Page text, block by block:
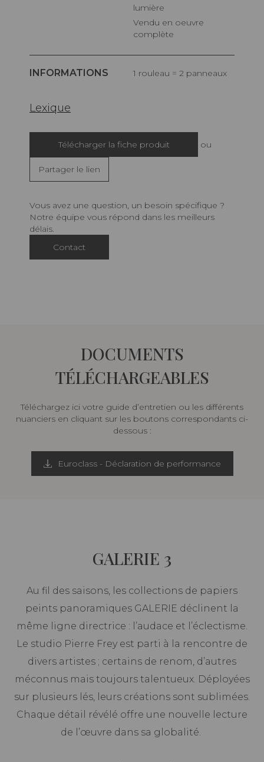
lumière
Vendu en oeuvre
complète
INFORMATIONS 1 rouleau = 2 panneaux
Lexique
Télécharger la fiche produit ou
Partager le lien
Vous avez une question, un besoin spécifique ?
Notre équipe vous répond dans les meilleurs
délais.
Contact
DOCUMENTS
TÉLÉCHARGEABLES
Téléchargez ici votre guide d’entretien ou les différents
nuanciers en cliquant sur les boutons correspondants ci-
dessous :
Euroclass - Déclaration de performance
GALERIE 3
Au fil des saisons, les collections de papiers
peints panoramiques GALERIE déclinent la
même ligne directrice : l’audace et l’éclectisme.
Le studio Pierre Frey est parti à la rencontre de
divers artistes ; certains de renom, d’autres
méconnus mais toujours talentueux. Déployées
sur plusieurs lés, leurs créations sont sublimées.
Chaque détail révélé offre une nouvelle lecture
de l’œuvre dans sa globalité.